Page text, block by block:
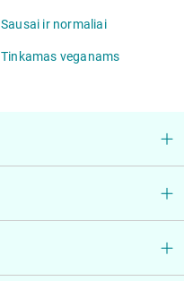
Sausai ir normaliai
Tinkamas veganams